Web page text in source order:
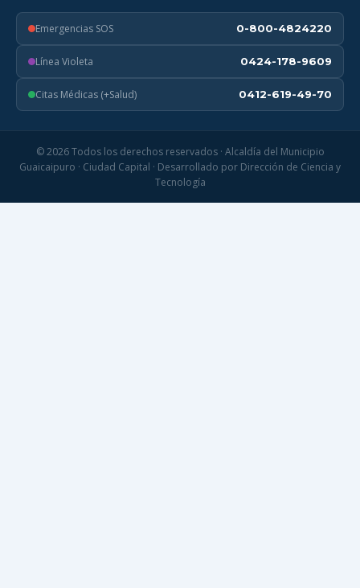
Emergencias SOS 0-800-4824220
Línea Violeta 0424-178-9609
Citas Médicas (+Salud) 0412-619-49-70
© 2026 Todos los derechos reservados · Alcaldía del Municipio
Guaicaipuro · Ciudad Capital · Desarrollado por Dirección de Ciencia y
Tecnología